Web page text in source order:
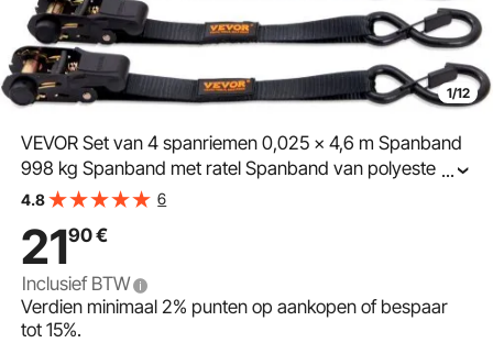
1/12
VEVOR Set van 4 spanriemen 0,025 x 4,6 m Spanband
998 kg Spanband met ratel Spanband van polyester
Haak van koolstofstaal Spanband met ratel Ideaal voor
...
4.8 6
2190€
Inclusief BTW
Verdien minimaal2% punten op aankopen of bespaar
tot15%.